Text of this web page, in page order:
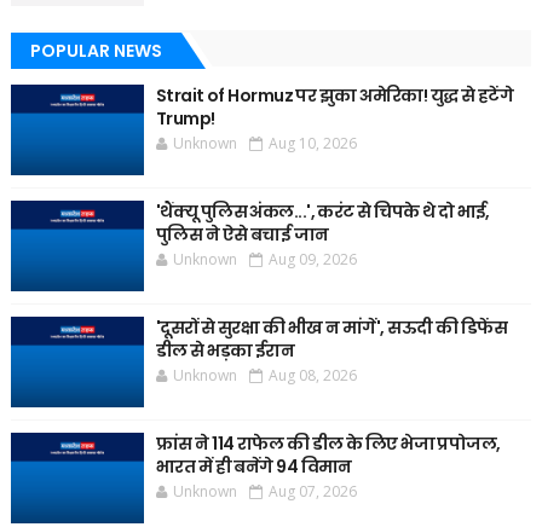
POPULAR NEWS
Strait of Hormuz पर झुका अमेरिका! युद्ध से हटेंगे
Trump!
Unknown Aug 10, 2026
'थैंक्यू पुलिस अंकल...', करंट से चिपके थे दो भाई,
पुलिस ने ऐसे बचाई जान
Unknown Aug 09, 2026
'दूसरों से सुरक्षा की भीख न मांगें', सऊदी की डिफेंस
डील से भड़का ईरान
Unknown Aug 08, 2026
फ्रांस ने 114 राफेल की डील के लिए भेजा प्रपोजल,
भारत में ही बनेंगे 94 विमान
Unknown Aug 07, 2026